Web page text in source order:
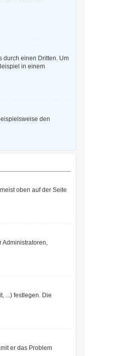
durch einen Dritten. Um
in einem
den
oben auf der Seite
Administratoren,
...) festlegen. Die
er das Problem